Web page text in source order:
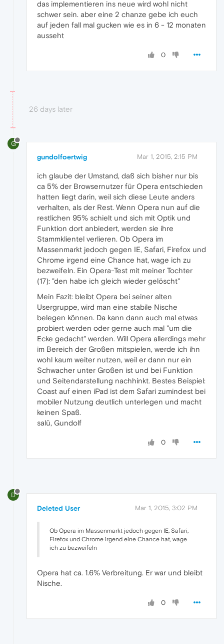
das implementieren ins neue wird wohl nicht
schwer sein. aber eine 2 chanze gebe ich euch
auf jeden fall mal gucken wie es in 6 - 12 monaten
ausseht
0
26 days later
G
gundolfoertwig Mar 1, 2015, 2:15 PM
ich glaube der Umstand, daß sich bisher nur bis
ca 5% der Browsernutzer für Opera entschieden
hatten liegt darin, weil sich diese Leute anders
verhalten, als der Rest. Wenn Opera nun auf die
restlichen 95% schielt und sich mit Optik und
Funktion dort anbiedert, werden sie ihre
Stammklientel verlieren. Ob Opera im
Massenmarkt jedoch gegen IE, Safari, Firefox und
Chrome irgend eine Chance hat, wage ich zu
bezweifeln. Ein Opera-Test mit meiner Tochter
(17): "den habe ich gleich wieder gelöscht"
Mein Fazit: bleibt Opera bei seiner alten
Usergruppe, wird man eine stabile Nische
belegen können. Da kann dann auch mal etwas
probiert werden oder gerne auch mal "um die
Ecke gedacht" werden. Will Opera allerdings mehr
im Bereich der Großen mitspielen, werde ich ihn
wohl kaum weiter nutzen, weil er dann nur ein
Schwacher unter Großen ist und bei Funktion
und Seitendarstellung nachhinkt. Bestes Beispiel:
Coast auf einen iPad ist dem Safari zumindest bei
mobiler Nutzung deutlich unterlegen und macht
keinen Spaß.
salü, Gundolf
0
D
Deleted User Mar 1, 2015, 3:02 PM
Ob Opera im Massenmarkt jedoch gegen IE, Safari,
Firefox und Chrome irgend eine Chance hat, wage
ich zu bezweifeln
Opera hat ca. 1.6% Verbreitung. Er war und bleibt
Nische.
0